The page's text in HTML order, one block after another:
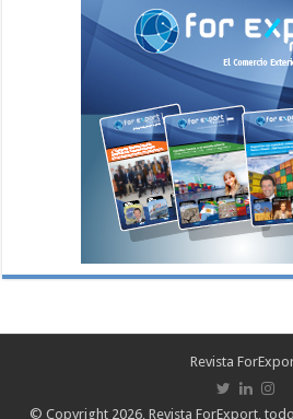
Revista
© Copyright 2026, Revista ForExport,